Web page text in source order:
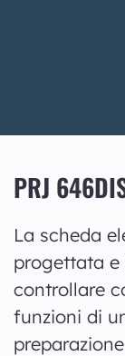
PRJ
La scheda
progettata e
controllare
funzioni di